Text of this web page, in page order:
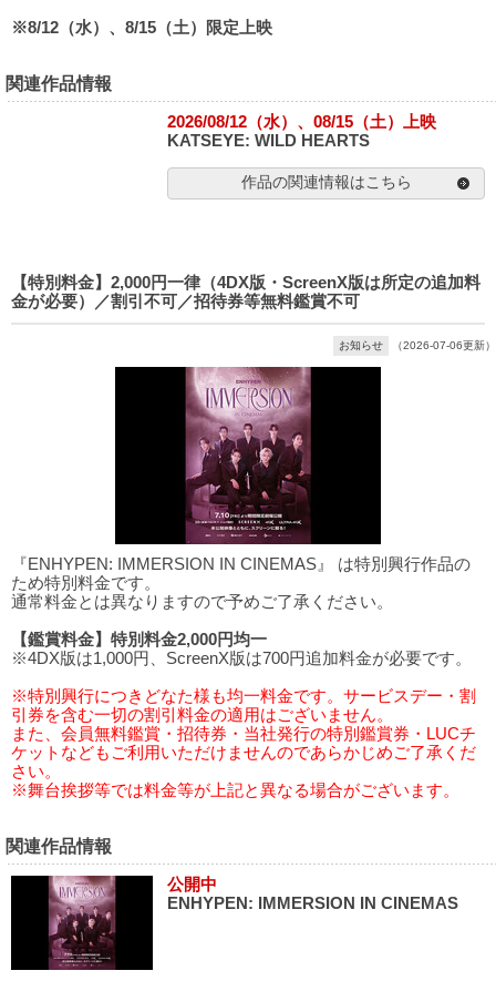
※8/12（水）、8/15（土）限定上映
関連作品情報
2026/08/12（水）、08/15（土）上映
KATSEYE: WILD HEARTS
作品の関連情報はこちら
【特別料金】2,000円一律（4DX版・ScreenX版は所定の追加料
金が必要）／割引不可／招待券等無料鑑賞不可
お知らせ （2026-07-06更新）
『ENHYPEN: IMMERSION IN CINEMAS』 は特別興行作品の
ため特別料金です。
通常料金とは異なりますので予めご了承ください。
【鑑賞料金】特別料金2,000円均一
※4DX版は1,000円、ScreenX版は700円追加料金が必要です。
※特別興行につきどなた様も均一料金です。サービスデー・割
引券を含む一切の割引料金の適用はございません。
また、会員無料鑑賞・招待券・当社発行の特別鑑賞券・LUCチ
ケットなどもご利用いただけませんのであらかじめご了承くだ
さい。
※舞台挨拶等では料金等が上記と異なる場合がございます。
関連作品情報
公開中
ENHYPEN: IMMERSION IN CINEMAS